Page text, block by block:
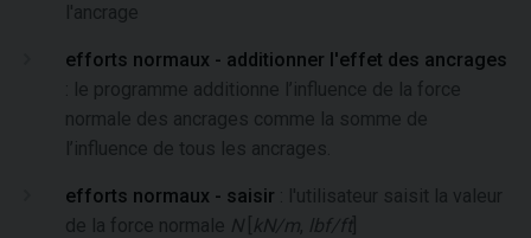
l'ancrage
efforts normaux - additionner l'effet des ancrages
: le programme additionne l’influence de la force
normale des ancrages comme la somme de
l’influence de tous les ancrages.
efforts normaux - saisir
: l'utilisateur saisit la valeur
de la force normale N[ kN/m, lbf/ft